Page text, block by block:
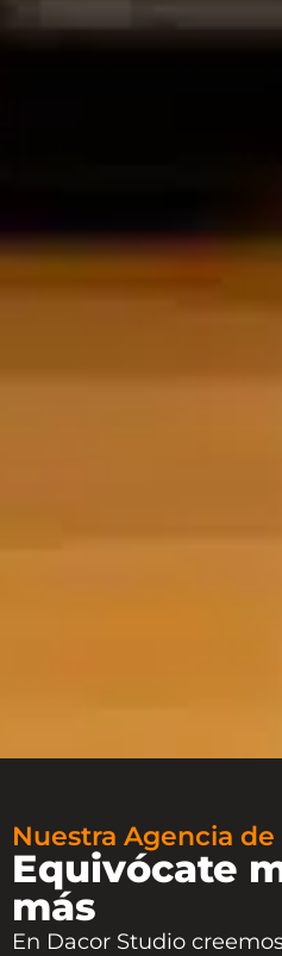
Nuestra Agencia
Equivócate
más
En Dacor Studio